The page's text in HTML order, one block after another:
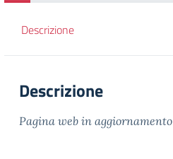
Descrizione
Descrizione
Pagina web in aggiornamento